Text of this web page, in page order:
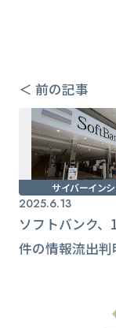
＜ 前の記事
サイバーイン
2025.6.13
ソフトバンク
件の情報流出